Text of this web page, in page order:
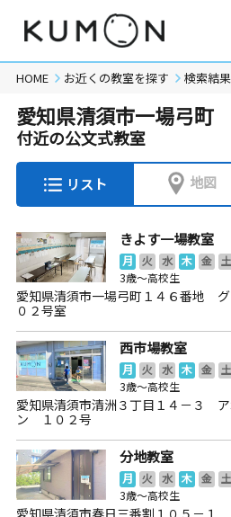
HOME お近くの教室を探す 検索結果
愛知県清須市一場弓町
付近の公文式教室
リスト 地図
きよす一場教室
月 火 水 木 金 土
3歳～高校生
愛知県清須市一場弓町１４６番地
０２号室
西市場教室
月 火 水 木 金 土
3歳～高校生
愛知県清須市清洲３丁目１４－３
ン １０２号
分地教室
月 火 水 木 金 土
3歳～高校生
愛知県清須市春日三番割１０５－１